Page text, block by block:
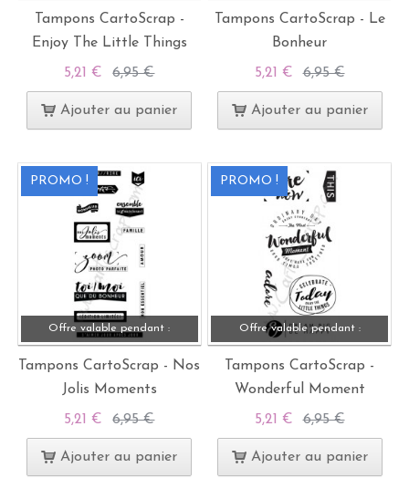
Tampons CartoScrap -
Enjoy The Little Things
5,21 € 6,95 €
Ajouter au panier
Tampons CartoScrap - Le
Bonheur
5,21 € 6,95 €
Ajouter au panier
PROMO !
Offre valable pendant :
Tampons CartoScrap - Nos
Jolis Moments
5,21 € 6,95 €
Ajouter au panier
PROMO !
Offre valable pendant :
Tampons CartoScrap -
Wonderful Moment
5,21 € 6,95 €
Ajouter au panier